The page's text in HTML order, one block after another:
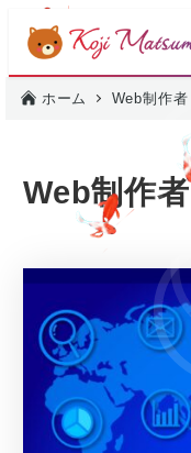
へ
ホーム Web制作者
Web制作者